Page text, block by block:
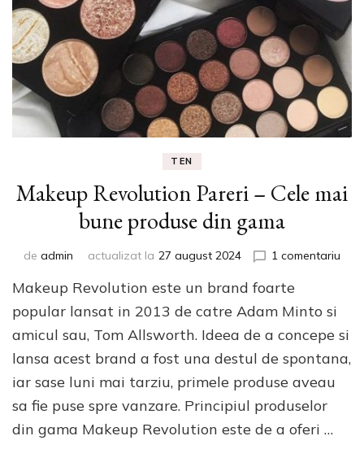
TEN
Makeup Revolution Pareri – Cele mai
bune produse din gama
de admin actualizat la 27 august 2024 1 comentariu
Cele
mai
Makeup Revolution este un brand foarte
popular lansat in 2013 de catre Adam Minto si
amicul sau, Tom Allsworth. Ideea de a concepe si
lansa acest brand a fost una destul de spontana,
iar sase luni mai tarziu, primele produse aveau
sa fie puse spre vanzare. Principiul produselor
din gama Makeup Revolution este de a oferi …